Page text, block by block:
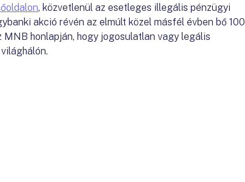
, közvetlenül az esetleges illegális pénzügyi
akció révén az elmúlt közel másfél évben bő 100
honlapján, hogy jogosulatlan vagy legális